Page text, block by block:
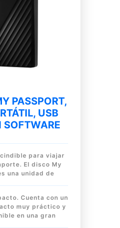
PASSPORT,
USB
SOFTWARE
para viajar
El disco My
una unidad de
Cuenta con un
muy práctico y
en una gran